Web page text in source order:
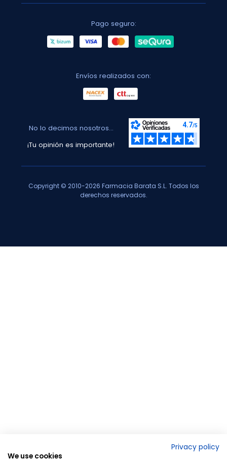
Pago seguro:
Envíos realizados con:
No lo decimos nosotros...
¡Tu opinión es importante!
Copyright © 2010-2026 Farmacia Barata S.L. Todos los
derechos reservados.
Privacy policy
We use cookies